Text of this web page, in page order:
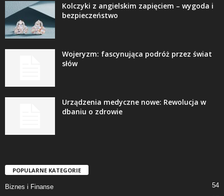
Kolczyki z angielskim zapięciem – wygoda i
bezpieczeństwo
Wojeryzm: fascynująca podróż przez świat
słów
Urządzenia medyczne nowe: Rewolucja w
dbaniu o zdrowie
POPULARNE KATEGORIE
Biznes i Finanse 54